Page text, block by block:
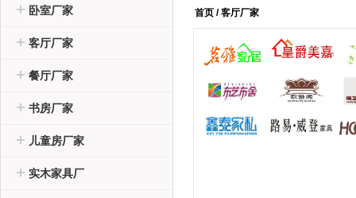
卧室厂家
客厅厂家
餐厅厂家
书房厂家
儿童房厂家
实木家具厂
首页 /客厅厂家